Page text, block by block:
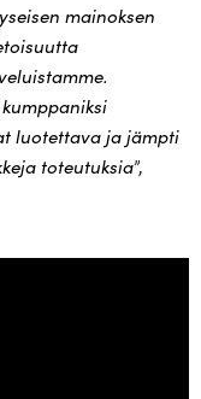
mainoksen
luotettava ja jämpti
toteutuksia”,